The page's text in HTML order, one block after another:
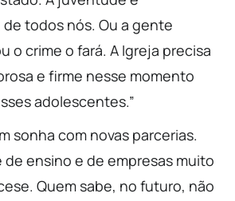
todos nós. Ou a gente
o crime o fará. A Igreja precisa
e firme nesse momento
adolescentes.”
sonha com novas parcerias.
de ensino e de empresas muito
Quem sabe, no futuro, não